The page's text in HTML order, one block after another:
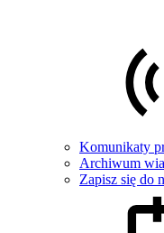
Komunikaty
Archiwum
Zapisz się do